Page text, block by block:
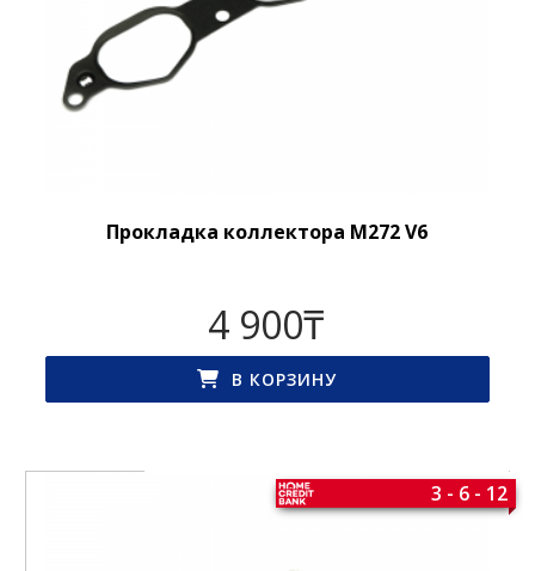
Прокладка коллектора M272 V6
4 900₸
В КОРЗИНУ
3 - 6 - 12